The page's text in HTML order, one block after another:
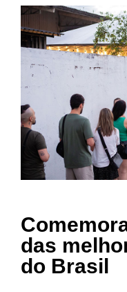
das
do Brasil